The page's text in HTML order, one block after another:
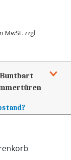
MwSt. zzgl
Buntbart